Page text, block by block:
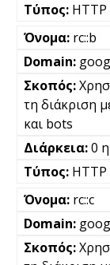
HTTP
rc::b
τη διάκριση
και bots
0
HTTP
rc::c